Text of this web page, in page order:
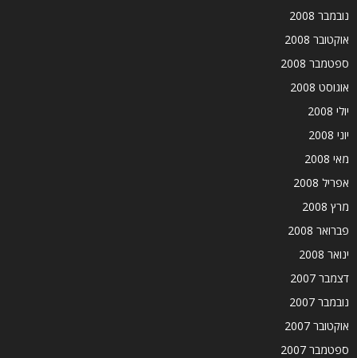
נובמבר 2008
אוקטובר 2008
ספטמבר 2008
אוגוסט 2008
יולי 2008
יוני 2008
מאי 2008
אפריל 2008
מרץ 2008
פברואר 2008
ינואר 2008
דצמבר 2007
נובמבר 2007
אוקטובר 2007
ספטמבר 2007